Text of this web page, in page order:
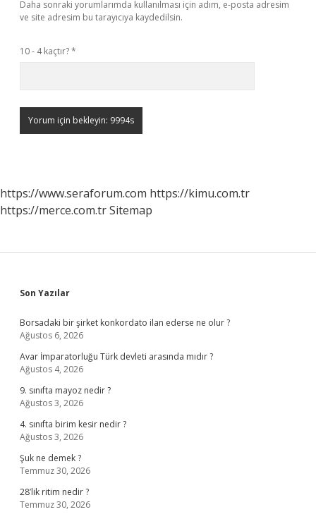
Daha sonraki yorumlarımda kullanılması için adım, e-posta adresim
ve site adresim bu tarayıcıya kaydedilsin.
10 - 4 kaçtır?*
https://www.seraforum.com https://kimu.com.tr
https://merce.com.trSitemap
Sidebar
Son Yazılar
Borsadaki bir şirket konkordato ilan ederse ne olur ?
Ağustos 6, 2026
Avar İmparatorluğu Türk devleti arasında mıdır ?
Ağustos 4, 2026
9. sınıfta mayoz nedir ?
Ağustos 3, 2026
4. sınıfta birim kesir nedir ?
Ağustos 3, 2026
Şuk ne demek ?
Temmuz 30, 2026
28’lik ritim nedir ?
Temmuz 30, 2026